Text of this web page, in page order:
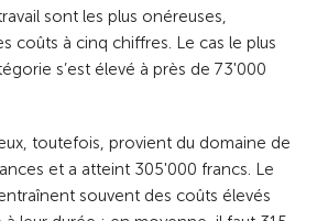
sont les plus onéreuses,
coûts à cinq chiffres. Le cas le plus
s’est élevé à près de 73'000
toutefois, provient du domaine de
et a atteint 305'000 francs. Le
souvent des coûts élevés